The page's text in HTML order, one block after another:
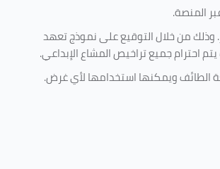
المنصة.
وذلك من خلال التوقيع على نموذج تعهد
احترام جميع تراخيص المشاع الإبداعي.
الطائف ويمكنها استخدامها لأي غرض.